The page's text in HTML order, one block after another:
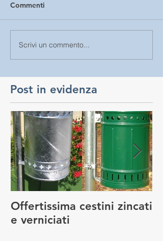
Commenti
Scrivi un commento...
Post in evidenza
Offertissima cestini zincati
e verniciati